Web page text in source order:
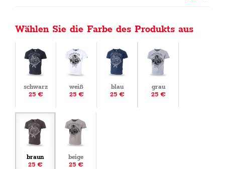
Wählen Sie die Farbe des Produkts aus
schwarz
25 €
weiß
25 €
blau
25 €
grau
25 €
braun
25 €
beige
25 €